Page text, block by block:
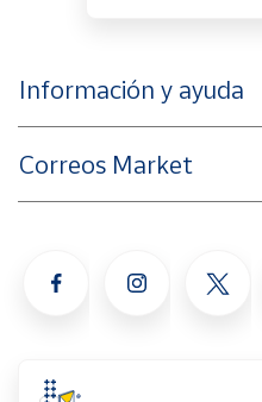
Información y ayuda
Correos Market